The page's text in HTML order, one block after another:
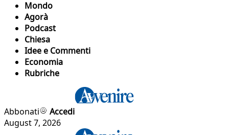
Mondo
Agorà
Podcast
Chiesa
Idee e Commenti
Economia
Rubriche
Abbonati
Accedi
August 7, 2026